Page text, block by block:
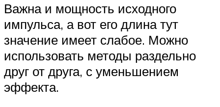
Важна и мощность исходного
импульса, а вот его длина тут
значение имеет слабое. Можно
использовать методы раздельно
друг от друга, с уменьшением
эффекта.